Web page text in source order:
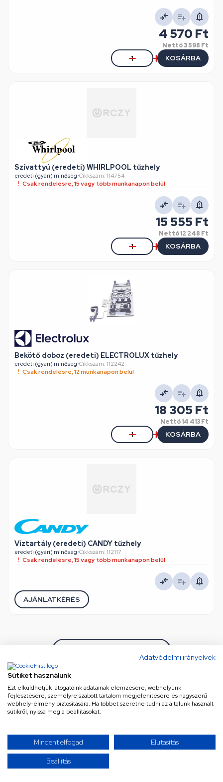
Adatvédelmi irányelvek
Sütiket használunk
Ezt elküldhetjük látogatóink adatainak elemzésére, webhelyünk
fejlesztésére, személyre szabott tartalom megjelenítésére és nagyszerű
webhely-élmény biztosítására. Ha többet szeretne tudni az általunk használt
sütikről, nyissa meg a beállításokat.
Mindent elfogad Elutasítás
Beállítás
4 570 Ft
Nettó3 598 Ft
KOSÁRBA
Szívattyú (eredeti) WHIRLPOOL tűzhely
eredeti (gyári) minőség•Cikkszám: 114754
Csak rendelésre, 15 vagy több munkanapon belül
15 555 Ft
Nettó12 248 Ft
KOSÁRBA
Bekötő doboz (eredeti) ELECTROLUX tűzhely
eredeti (gyári) minőség•Cikkszám: 112242
Csak rendelésre, 12 munkanapon belül
18 305 Ft
Nettó14 413 Ft
KOSÁRBA
Víztartály (eredeti) CANDY tűzhely
eredeti (gyári) minőség•Cikkszám: 112117
Csak rendelésre, 15 vagy több munkanapon belül
AJÁNLATKÉRÉS
legkeresettebb termékekkel. Ne maradj le semmiről!
Görgess tovább, és merülj el a választékban – a
következő kattintás akár a tökéletes találat is lehet!